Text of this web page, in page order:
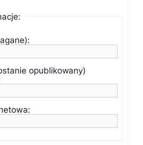
opublikowany)